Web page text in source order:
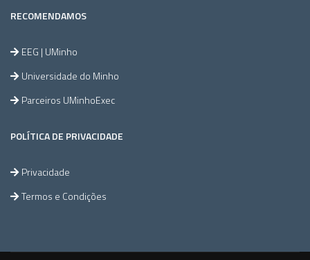
RECOMENDAMOS
EEG | UMinho
Universidade do Minho
Parceiros UMinhoExec
POLÍTICA DE PRIVACIDADE
Privacidade
Termos e Condições